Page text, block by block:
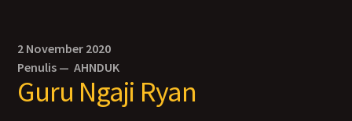
2 November 2020
Penulis —AHNDUK
Guru Ngaji Ryan